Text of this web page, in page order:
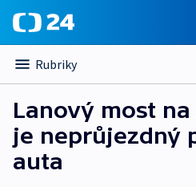
Rubriky
Lanový most
je neprůjezdný
auta